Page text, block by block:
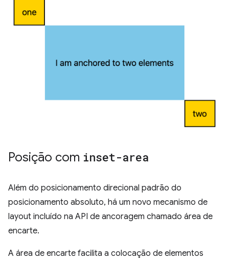
Posição com inset-area
Além do posicionamento direcional padrão do
posicionamento absoluto, há um novo mecanismo de
layout incluído na API de ancoragem chamado área de
encarte.
A área de encarte facilita a colocação de elementos